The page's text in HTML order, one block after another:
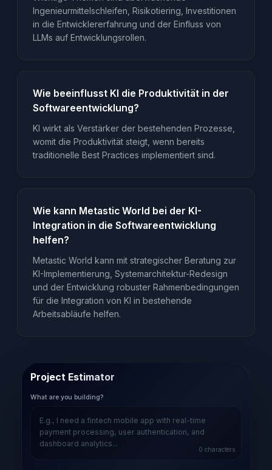
Ingenieurmittelschleifen, Risikotiering, Investitionen
in die Entwicklererfahrung und der Einfluss von
LLMs auf Entwicklungsrollen.
Wie beeinflusst KI die Produktivität in der
Softwareentwicklung?
KI wirkt als Verstärker der bestehenden Prozesse,
womit die Produktivität steigt, wenn bereits
traditionelle Best Practices implementiert sind.
Wie kann Metastic World bei der KI-
Integration in die Softwareentwicklung
helfen?
Metastic World kann mit strategischer Beratung zur
KI-Implementierung, Systemarchitektur-Redesign
und der Entwicklung robuster Rahmenbedingungen
für die Integration von KI in bestehende
Arbeitsabläufe helfen.
Project Estimator
What are you building?
0 characters